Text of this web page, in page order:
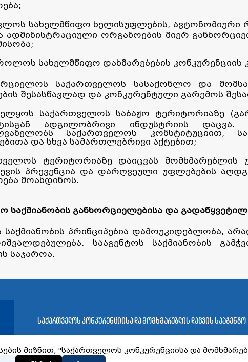
სახელმწიფო ხელისუფლების, ავტონომიური
ადმინისტრაციული ორგანოების მიერ
სახელმწიფო დახმარებების კონკურენციის
საქართველოს სასაქონლო და
შესასწავლად და კონკურენტული გარემოს
საქართველოს საბაჟო ტერიტორიაზე
ადგილობრივი ინდუსტრიის დაცვა.
საქართველოს კონსტიტუციით,
და სხვა სამართლებრივი აქტებით;
ტერიტორიაზე დაიცვას მომხმარებლის
პრევენცია და დარღვეული უფლებების
მოახდინოს.
საქმიანობის განხორციელებისა და
საქმიანობის პრინციპებია დამოუკიდებლობა,
სააგენტოს საქმიანობის
საჯაროა.
საქართველოს კონკურენციისა და მომხმარებლის დაცვის სააგენტო
მიზნით, "საქართველოს კონკურენციისა და